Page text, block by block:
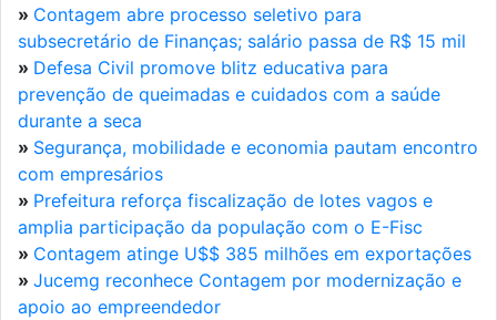
» Contagem abre processo seletivo para
subsecretário de Finanças; salário passa de R$ 15 mil
» Defesa Civil promove blitz educativa para
prevenção de queimadas e cuidados com a saúde
durante a seca
» Segurança, mobilidade e economia pautam encontro
com empresários
» Prefeitura reforça fiscalização de lotes vagos e
amplia participação da população com o E-Fisc
» Contagem atinge U$$ 385 milhões em exportações
» Jucemg reconhece Contagem por modernização e
apoio ao empreendedor